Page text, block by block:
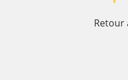
Retour